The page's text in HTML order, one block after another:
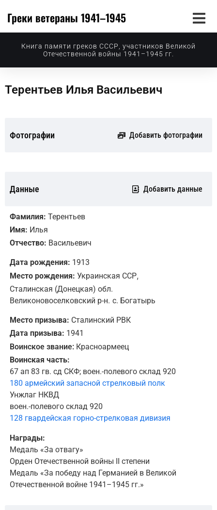
Греки ветераны 1941–1945
Книга памяти греков СССР, участников Великой
Отечественной войны 1941–1945 гг.
Терентьев Илья Васильевич
Фотографии Добавить фотографии
Данные Добавить данные
Фамилия: Терентьев
Имя: Илья
Отчество: Васильевич
Дата рождения: 1913
Место рождения: Украинская ССР,
Сталинская (Донецкая) обл.
Великоновоселковский р-н. с. Богатырь
Место призыва: Сталинский РВК
Дата призыва: 1941
Воинское звание: Красноармеец
Воинская часть:
67 ап 83 гв. сд СКФ; воен.-полевого склад 920
180 армейский запасной стрелковый полк
Унжлаг НКВД
воен.-полевого склад 920
128 гвардейская горно-стрелковая дивизия
Награды:
Медаль «За отвагу»
Орден Отечественной войны II степени
Медаль «За победу над Германией в Великой
Отечественной войне 1941–1945 гг.»